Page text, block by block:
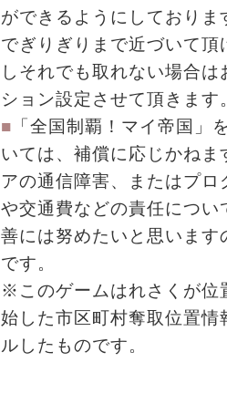
ができるようにしており
でぎりぎりまで近づいて
しそれでも取れない場合
ション設定させて頂きます
■ 「全国制覇！マイ帝国」
いては、補償に応じかね
アの通信障害、またはプ
や交通費などの責任につ
善には努めたいと思いま
です。
※このゲームはれさくが位
始した市区町村奪取位置
ルしたものです。